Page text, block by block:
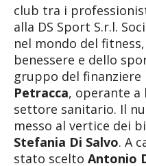
club tra i
alla DS Sport S.r.l.
nel mondo del
benessere e dello
gruppo del finanziere
Petracca, operante a
settore sanitario. Il
messo al vertice dei
Stefania Di Salvo. A
stato scelto Antonio